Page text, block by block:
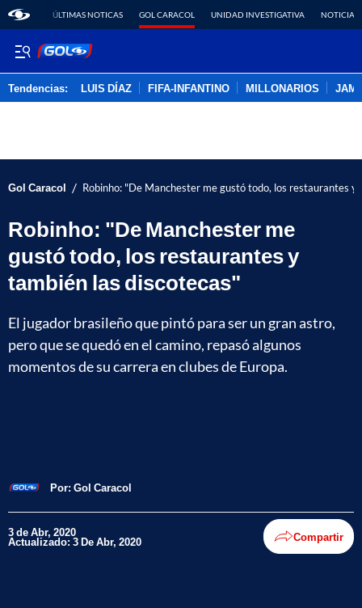
ÚLTIMAS NOTICAS GOL CARACOL UNIDAD INVESTIGATIVA NOTICIAS
Tendencias: LUIS DÍAZ FIFA-INFANTINO MILLONARIOS
Gol Caracol / Robinho: "De Manchester me gustó todo, los restaurantes y
Robinho: "De Manchester me
gustó todo, los restaurantes y
también las discotecas"
El jugador brasileño que pintó para ser un gran astro,
pero que se quedó en el camino, repasó algunos
momentos de su carrera en clubes de Europa.
Por: Gol Caracol
3 de Abr, 2020
Actualizado: 3 De Abr, 2020 Compartir